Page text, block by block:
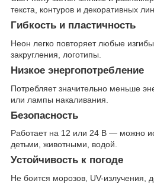
текста, контуров и декоративных
Гибкость и пластичность
Неон легко повторяет любые
закругления, логотипы.
Низкое энергопотребление
Потребляет значительно меньше
или лампы накаливания.
Безопасность
Работает на 12 или 24 В — можно
детьми, животными, водой.
Устойчивость к погоде
Не боится морозов, UV-излучения,